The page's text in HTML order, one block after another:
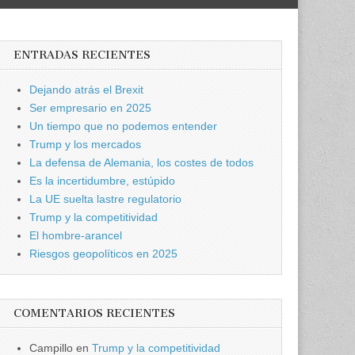
ENTRADAS RECIENTES
Dejando atrás el Brexit
Ser empresario en 2025
Un tiempo que no podemos entender
Trump y los mercados
La defensa de Alemania, los costes de todos
Es la incertidumbre, estúpido
La UE suelta lastre regulatorio
Trump y la competitividad
El hombre-arancel
Riesgos geopolíticos en 2025
COMENTARIOS RECIENTES
Campillo enTrump y la competitividad